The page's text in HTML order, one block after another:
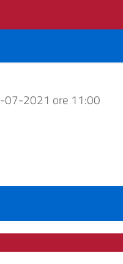
07-2021 ore 11:00